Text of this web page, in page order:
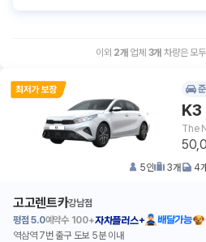
이외 2개 업체 3개 차량은 모
K3
The
5인 3개 4
고고렌트카강남점
평점 5.0예약수 100+자차플러스+ 배달가능
역삼역 7번 출구 도보 5분 이내